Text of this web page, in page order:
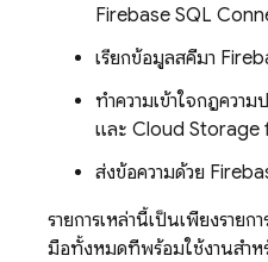
Firebase SQL
เรียกข้อมูลสคีมา
ทำความเข้าใจกฎควา
และ Cloud Storage
ส่งข้อความด้วย
รายการเหล่านี้เป็นเพียงรายก
มือทั้งหมดที่พร้อมใช้งานสำห